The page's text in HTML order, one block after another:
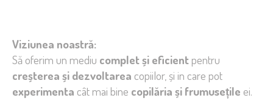
Viziunea noastră:
Să oferim un mediu complet și eficient pentru
creșterea și dezvoltarea copiilor, și in care pot
experimenta cât mai bine copilăria și frumusețile ei.